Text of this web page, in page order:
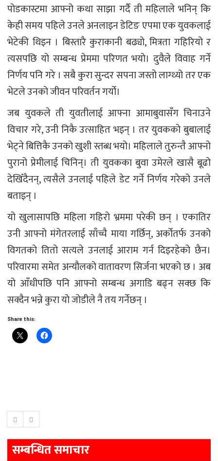
पोडकास्टमा आफ्नो कथा साझा गर्दै ती महिलाले भनिन् कि
केही समय पहिले उनले अनलाइन डेटिङ एपमा एक युवकलाई
भेटेकी थिइन । बिस्तारै कुराकानी बढ्यो, मित्रता गहिरियो र
त्यसपछि यो सम्बन्ध प्रेममा परिणत भयो। दुवैले विवाह गर्ने
निर्णय पनि गरे । सबै कुरा सुन्दर सपना जस्तो लाग्थ्यो तर एक
भेटले उनको जीवन परिवर्तन गर्यो।
जब युवकले ती युवतीलाई आफ्ना आमाबुवासँग चिनाउने
विचार गरे, उनी निकै उत्साहित भइन् । तर युवकको बुबालाई
भेट्ने बित्तिकै उनको खुशी स्तब्ध भयो। महिलाले तुरुन्तै आफ्नो
पुरानो प्रेमीलाई चिनिन्। ती युवकका बुवा उमेरले खासै बूढो
देखिँदैनन्, त्यसैले उनलाई पहिले डेट गर्ने निर्णय गरेको उनले
बताइन् ।
यो खुलासापछि महिला गहिरो भ्रममा परेकी छन् । एकातिर
उनी आफ्नो मंगेतरलाई साँच्चै माया गर्छिन्, अर्कोतर्फ उनको
विगतको तितो सत्यले उनलाई आराम गर्न दिइरहेको छैन।
परिवारमा समेत अन्यौलको वातावरण सिर्जना भएको छ । अब
यो आँधीपछि पनि आफ्नो सम्बन्ध अगाडि बढ्न सक्छ कि
सक्दैन भन्ने कुरा यो जोडीले नै तय गर्नेछन् ।
Share this:
सम्बन्धित समाचार